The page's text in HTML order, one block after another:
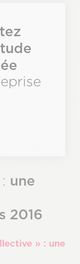
une
2016
» : une